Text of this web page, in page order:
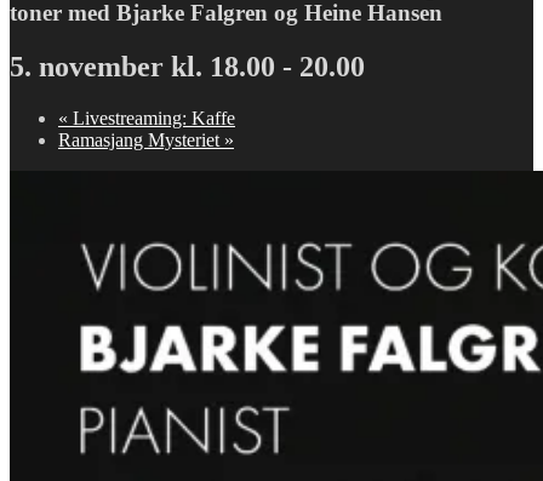
toner med Bjarke Falgren og Heine Hansen
5. november kl. 18.00 - 20.00
« Livestreaming: Kaffe
Ramasjang Mysteriet »